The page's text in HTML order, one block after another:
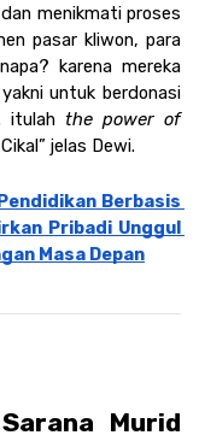
menikmati proses
pasar kliwon, para
karena mereka
untuk berdonasi
itulah the power of
jelas Dewi.
Berbasis
Pribadi Unggul
Masa Depan
Murid